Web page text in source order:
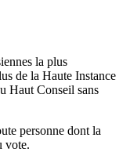
la plus
de la Haute Instance
Haut Conseil sans
personne dont la
vote.